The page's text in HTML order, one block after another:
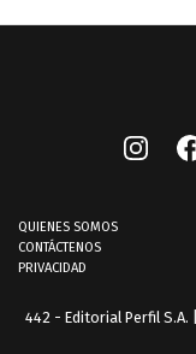
QUIENES SOMOS
CONTÁCTENOS
PRIVACIDAD
442 - Editorial Perfil S.A.